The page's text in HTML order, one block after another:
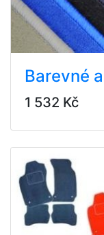
Barevné
1 532 Kč